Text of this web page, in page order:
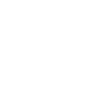
Dein neues